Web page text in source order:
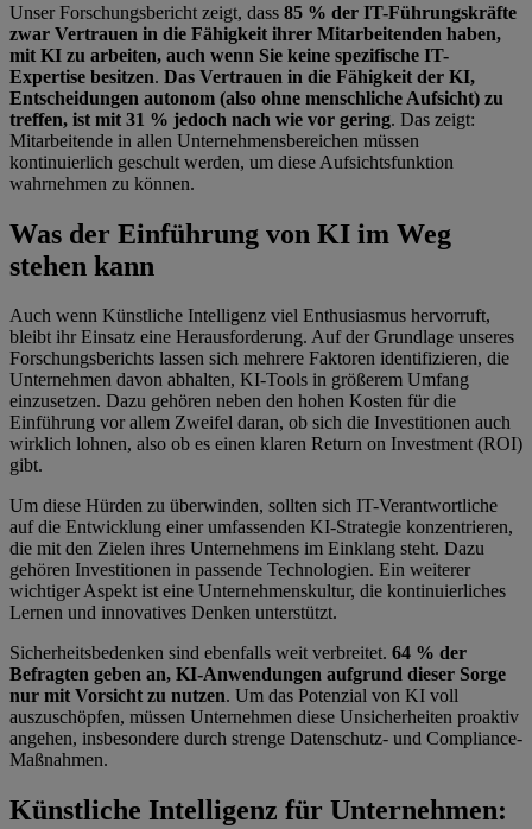
Unser Forschungsbericht zeigt, dass 85 % der IT-Führungskräfte
zwar Vertrauen in die Fähigkeit ihrer Mitarbeitenden haben,
mit KI zu arbeiten, auch wenn Sie keine spezifische IT-
Expertise besitzen. Das Vertrauen in die Fähigkeit der KI,
Entscheidungen autonom (also ohne menschliche Aufsicht) zu
treffen, ist mit 31 % jedoch nach wie vor gering. Das zeigt:
Mitarbeitende in allen Unternehmensbereichen müssen
kontinuierlich geschult werden, um diese Aufsichtsfunktion
wahrnehmen zu können.
Was der Einführung von KI im Weg
stehen kann
Auch wenn Künstliche Intelligenz viel Enthusiasmus hervorruft,
bleibt ihr Einsatz eine Herausforderung. Auf der Grundlage unseres
Forschungsberichts lassen sich mehrere Faktoren identifizieren, die
Unternehmen davon abhalten, KI-Tools in größerem Umfang
einzusetzen. Dazu gehören neben den hohen Kosten für die
Einführung vor allem Zweifel daran, ob sich die Investitionen auch
wirklich lohnen, also ob es einen klaren Return on Investment (ROI)
gibt.
Um diese Hürden zu überwinden, sollten sich IT-Verantwortliche
auf die Entwicklung einer umfassenden KI-Strategie konzentrieren,
die mit den Zielen ihres Unternehmens im Einklang steht. Dazu
gehören Investitionen in passende Technologien. Ein weiterer
wichtiger Aspekt ist eine Unternehmenskultur, die kontinuierliches
Lernen und innovatives Denken unterstützt.
Sicherheitsbedenken sind ebenfalls weit verbreitet. 64 % der
Befragten geben an, KI-Anwendungen aufgrund dieser Sorge
nur mit Vorsicht zu nutzen. Um das Potenzial von KI voll
auszuschöpfen, müssen Unternehmen diese Unsicherheiten proaktiv
angehen, insbesondere durch strenge Datenschutz- und Compliance-
Maßnahmen.
Künstliche Intelligenz für Unternehmen: